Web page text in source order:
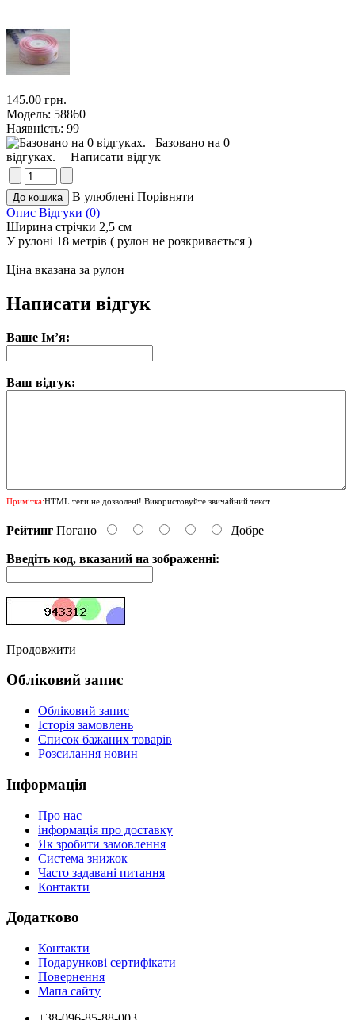
145.00 грн.
Модель: 58860
Наявність: 99
Базовано на 0
відгуках. | Написати відгук
В улюблені Порівняти
Опис Відгуки (0)
Ширина стрічки 2,5 см
У рулоні 18 метрів ( рулон не розкривається )
Ціна вказана за рулон
Написати відгук
Ваше Ім’я:
Ваш відгук:
Примітка:HTML теги не дозволені! Використовуйте звичайний текст.
Рейтинг Погано Добре
Введіть код, вказаний на зображенні:
Продовжити
Обліковий запис
Обліковий запис
Історія замовлень
Список бажаних товарів
Розсилання новин
Інформація
Про нас
інформація про доставку
Як зробити замовлення
Система знижок
Часто задавані питання
Контакти
Додатково
Контакти
Подарункові сертифікати
Повернення
Мапа сайту